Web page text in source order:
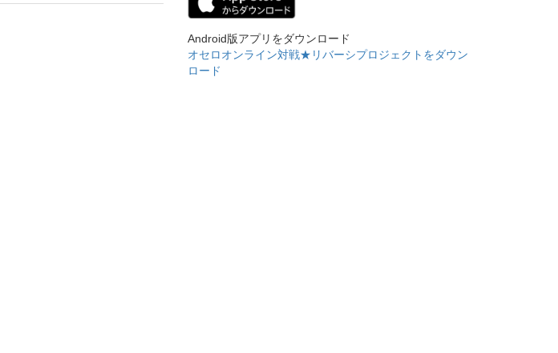
Android版アプリをダウンロード
オセロオンライン対戦★リバーシプロジェクトをダウン
ロード